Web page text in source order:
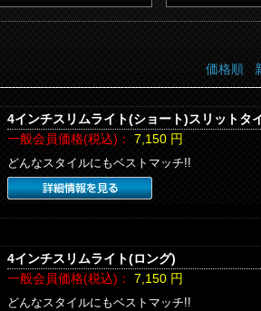
価格順
4インチスリムライト(ショート)スリットタ
一般会員価格(税込)： 7,150円
どんなスタイルにもベストマッチ!!
4インチスリムライト(ロング)
一般会員価格(税込)： 7,150円
どんなスタイルにもベストマッチ!!